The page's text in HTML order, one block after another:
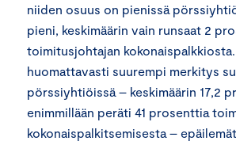
niiden osuus on pienissä
pieni, keskimäärin vain runsaat 2
toimitusjohtajan
huomattavasti suurempi merkitys
pörssiyhtiöissä – keskimäärin 17,2
enimmillään peräti 41 prosenttia
kokonaispalkitsemisesta –